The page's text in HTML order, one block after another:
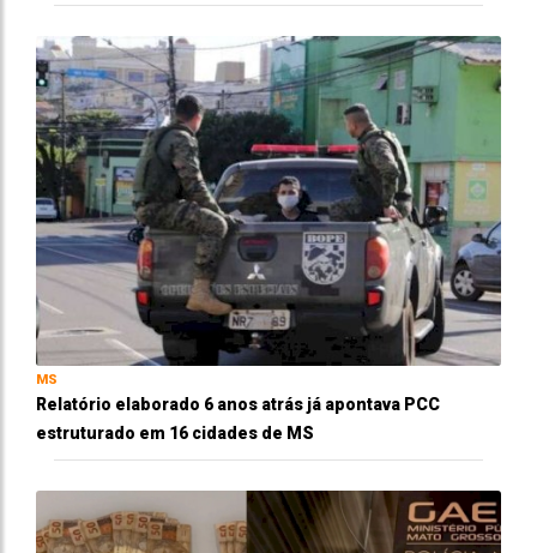
MS
Relatório elaborado 6 anos atrás já apontava PCC
estruturado em 16 cidades de MS